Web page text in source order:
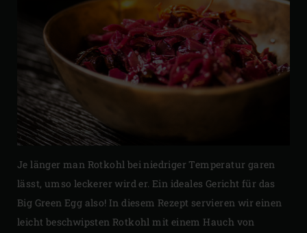
Je länger man Rotkohl bei niedriger Temperatur garen
lässt, umso leckerer wird er. Ein ideales Gericht für das
Big Green Egg also! In diesem Rezept servieren wir einen
leicht beschwipsten Rotkohl mit einem Hauch von